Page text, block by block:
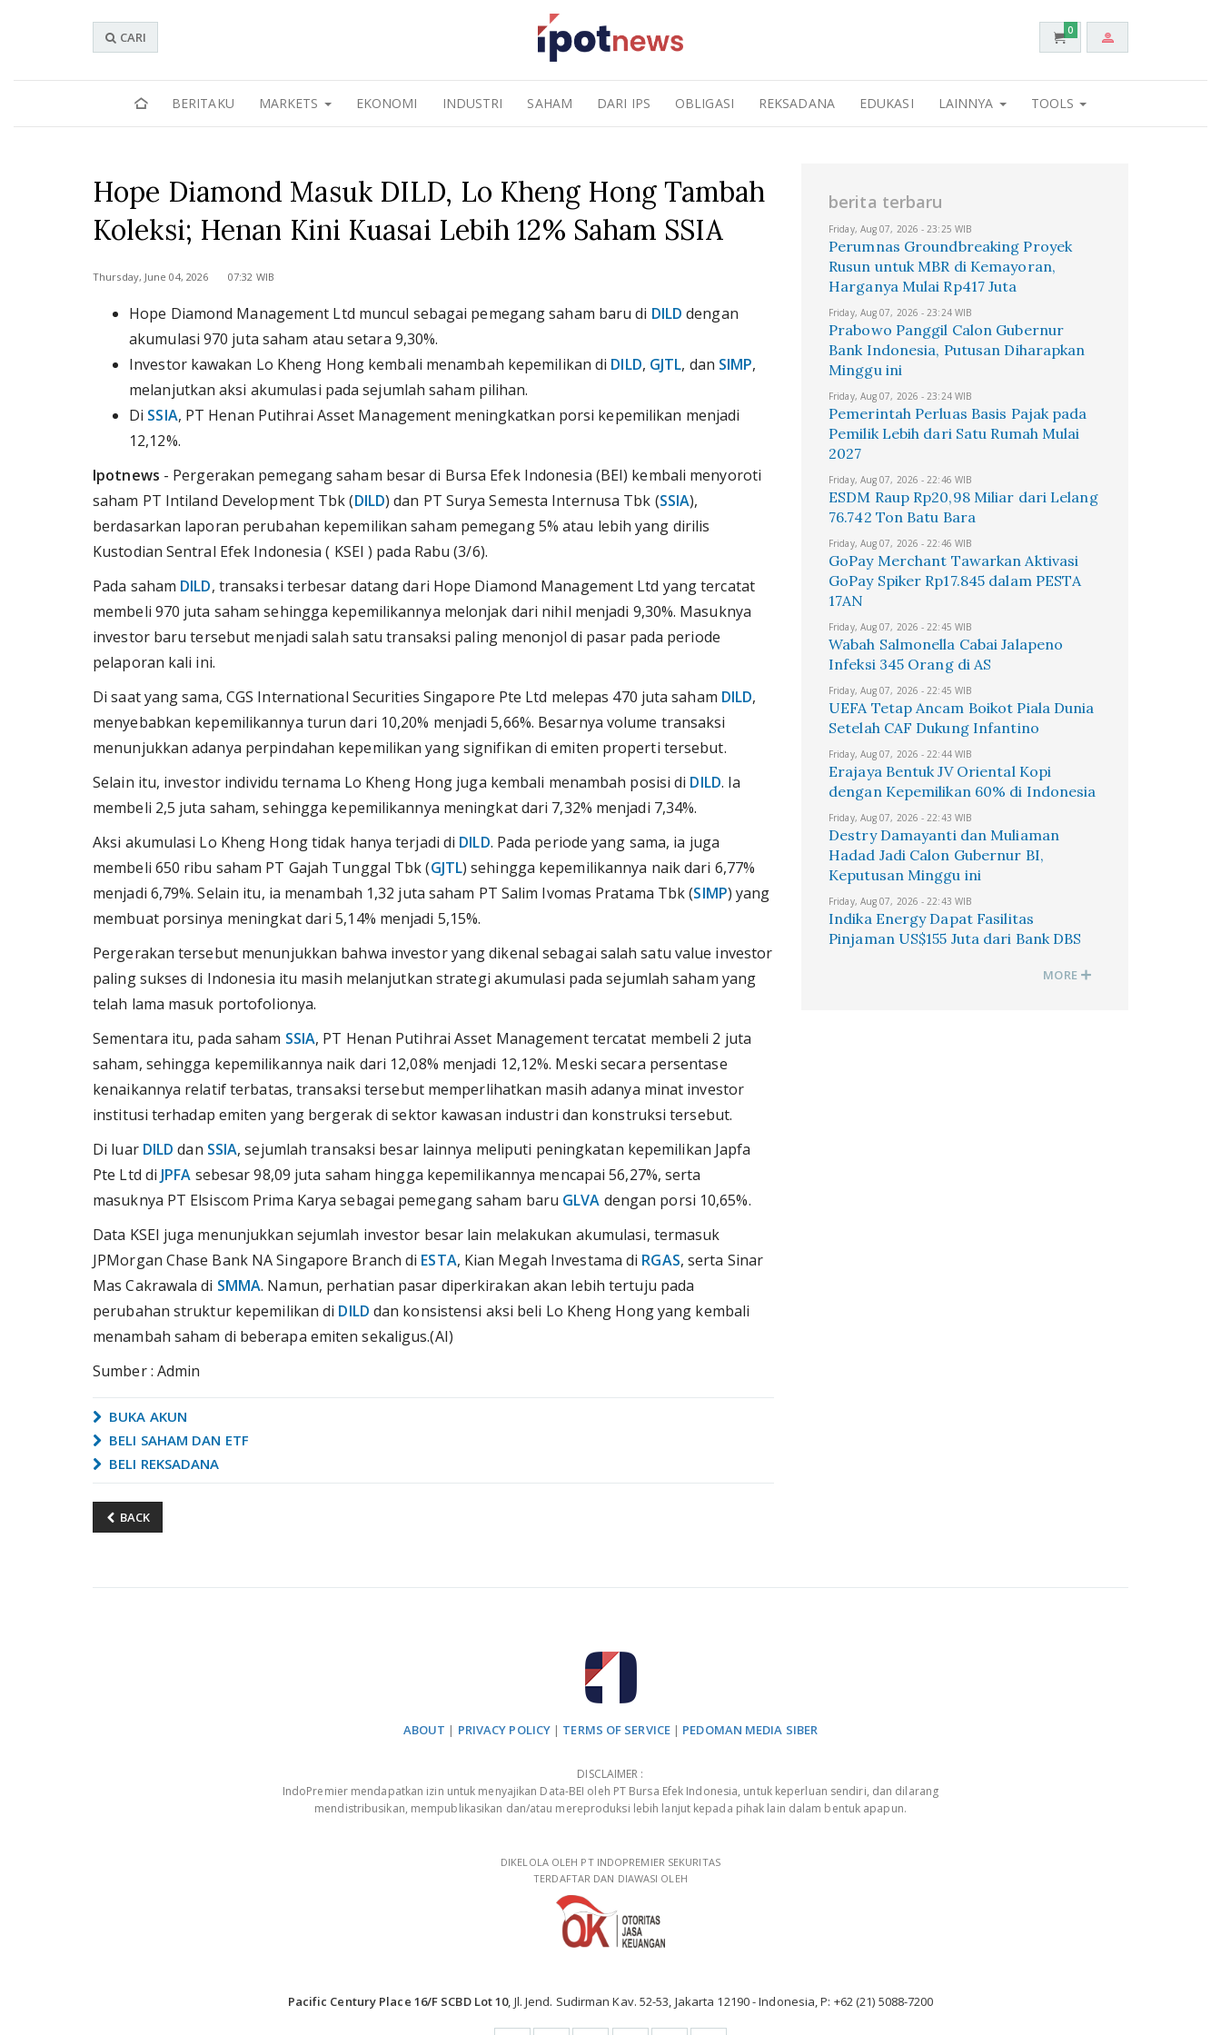
CARI 0
BERITAKU MARKETS EKONOMI INDUSTRI SAHAM DARI IPS OBLIGASI REKSADANA EDUKASI LAINNYA TOOLS
Hope Diamond Masuk DILD, Lo Kheng Hong Tambah
Koleksi; Henan Kini Kuasai Lebih 12% Saham SSIA
Thursday, June 04, 2026 07:32 WIB
Hope Diamond Management Ltd muncul sebagai pemegang saham baru di DILD dengan
akumulasi 970 juta saham atau setara 9,30%.
Investor kawakan Lo Kheng Hong kembali menambah kepemilikan di DILD, GJTL, dan SIMP,
melanjutkan aksi akumulasi pada sejumlah saham pilihan.
Di SSIA, PT Henan Putihrai Asset Management meningkatkan porsi kepemilikan menjadi
12,12%.
Ipotnews - Pergerakan pemegang saham besar di Bursa Efek Indonesia (BEI) kembali menyoroti
saham PT Intiland Development Tbk (DILD) dan PT Surya Semesta Internusa Tbk (SSIA),
berdasarkan laporan perubahan kepemilikan saham pemegang 5% atau lebih yang dirilis
Kustodian Sentral Efek Indonesia ( KSEI ) pada Rabu (3/6).
Pada saham DILD, transaksi terbesar datang dari Hope Diamond Management Ltd yang tercatat
membeli 970 juta saham sehingga kepemilikannya melonjak dari nihil menjadi 9,30%. Masuknya
investor baru tersebut menjadi salah satu transaksi paling menonjol di pasar pada periode
pelaporan kali ini.
Di saat yang sama, CGS International Securities Singapore Pte Ltd melepas 470 juta saham DILD,
menyebabkan kepemilikannya turun dari 10,20% menjadi 5,66%. Besarnya volume transaksi
menunjukkan adanya perpindahan kepemilikan yang signifikan di emiten properti tersebut.
Selain itu, investor individu ternama Lo Kheng Hong juga kembali menambah posisi di DILD. Ia
membeli 2,5 juta saham, sehingga kepemilikannya meningkat dari 7,32% menjadi 7,34%.
Aksi akumulasi Lo Kheng Hong tidak hanya terjadi di DILD. Pada periode yang sama, ia juga
membeli 650 ribu saham PT Gajah Tunggal Tbk (GJTL) sehingga kepemilikannya naik dari 6,77%
menjadi 6,79%. Selain itu, ia menambah 1,32 juta saham PT Salim Ivomas Pratama Tbk (SIMP) yang
membuat porsinya meningkat dari 5,14% menjadi 5,15%.
Pergerakan tersebut menunjukkan bahwa investor yang dikenal sebagai salah satu value investor
paling sukses di Indonesia itu masih melanjutkan strategi akumulasi pada sejumlah saham yang
telah lama masuk portofolionya.
Sementara itu, pada saham SSIA, PT Henan Putihrai Asset Management tercatat membeli 2 juta
saham, sehingga kepemilikannya naik dari 12,08% menjadi 12,12%. Meski secara persentase
kenaikannya relatif terbatas, transaksi tersebut memperlihatkan masih adanya minat investor
institusi terhadap emiten yang bergerak di sektor kawasan industri dan konstruksi tersebut.
Di luar DILD dan SSIA, sejumlah transaksi besar lainnya meliputi peningkatan kepemilikan Japfa
Pte Ltd di JPFA sebesar 98,09 juta saham hingga kepemilikannya mencapai 56,27%, serta
masuknya PT Elsiscom Prima Karya sebagai pemegang saham baru GLVA dengan porsi 10,65%.
Data KSEI juga menunjukkan sejumlah investor besar lain melakukan akumulasi, termasuk
JPMorgan Chase Bank NA Singapore Branch di ESTA, Kian Megah Investama di RGAS, serta Sinar
Mas Cakrawala di SMMA. Namun, perhatian pasar diperkirakan akan lebih tertuju pada
perubahan struktur kepemilikan di DILD dan konsistensi aksi beli Lo Kheng Hong yang kembali
menambah saham di beberapa emiten sekaligus.(AI)
Sumber : Admin
BUKA AKUN
BELI SAHAM DAN ETF
BELI REKSADANA
BACK
berita terbaru
Friday, Aug 07, 2026 - 23:25 WIB
Perumnas Groundbreaking Proyek
Rusun untuk MBR di Kemayoran,
Harganya Mulai Rp417 Juta
Friday, Aug 07, 2026 - 23:24 WIB
Prabowo Panggil Calon Gubernur
Bank Indonesia, Putusan Diharapkan
Minggu ini
Friday, Aug 07, 2026 - 23:24 WIB
Pemerintah Perluas Basis Pajak pada
Pemilik Lebih dari Satu Rumah Mulai
2027
Friday, Aug 07, 2026 - 22:46 WIB
ESDM Raup Rp20,98 Miliar dari Lelang
76.742 Ton Batu Bara
Friday, Aug 07, 2026 - 22:46 WIB
GoPay Merchant Tawarkan Aktivasi
GoPay Spiker Rp17.845 dalam PESTA
17AN
Friday, Aug 07, 2026 - 22:45 WIB
Wabah Salmonella Cabai Jalapeno
Infeksi 345 Orang di AS
Friday, Aug 07, 2026 - 22:45 WIB
UEFA Tetap Ancam Boikot Piala Dunia
Setelah CAF Dukung Infantino
Friday, Aug 07, 2026 - 22:44 WIB
Erajaya Bentuk JV Oriental Kopi
dengan Kepemilikan 60% di Indonesia
Friday, Aug 07, 2026 - 22:43 WIB
Destry Damayanti dan Muliaman
Hadad Jadi Calon Gubernur BI,
Keputusan Minggu ini
Friday, Aug 07, 2026 - 22:43 WIB
Indika Energy Dapat Fasilitas
Pinjaman US$155 Juta dari Bank DBS
MORE
ABOUT | PRIVACY POLICY | TERMS OF SERVICE| PEDOMAN MEDIA SIBER
DISCLAIMER :
IndoPremier mendapatkan izin untuk menyajikan Data-BEI oleh PT Bursa Efek Indonesia, untuk keperluan sendiri, dan dilarang
mendistribusikan, mempublikasikan dan/atau mereproduksi lebih lanjut kepada pihak lain dalam bentuk apapun.
DIKELOLA OLEH PT INDOPREMIER SEKURITAS
TERDAFTAR DAN DIAWASI OLEH
Pacific Century Place 16/F SCBD Lot 10, Jl. Jend. Sudirman Kav. 52-53, Jakarta 12190 - Indonesia, P: +62 (21) 5088-7200